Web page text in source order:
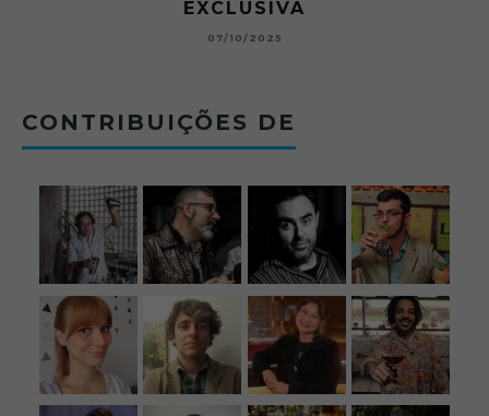
BETONEIRA ABRE O JOGO NO BOTECO
BOLOVO
CONTRIBUIÇÕES DE